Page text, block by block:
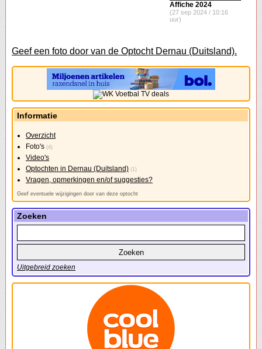
Affiche 2024
(27 sep 2024 / 10:16
uur)
Geef een foto door van de Optocht Dernau (Duitsland).
Informatie
Overzicht
Foto's (4)
Video's
Optochten in Dernau (Duitsland) (1)
Vragen, opmerkingen en/of suggesties?
Geef eventuele wijzigingen door van deze optocht
Zoeken
Uitgebreid zoeken